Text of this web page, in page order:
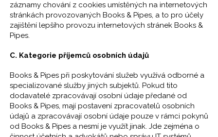
záznamy chování z cookies umístěných na internetových
stránkách provozovaných Books & Pipes, a to pro účely
zajištění lepšího provozu internetových stránek Books &
Pipes.
C. Kategorie příjemců osobních údajů
Books & Pipes při poskytování služeb využívá odborné a
specializované služby jiných subjektů. Pokud tito
dodavatelé zpracovávají osobní údaje předané od
Books & Pipes, mají postavení zpracovatelů osobních
údajů a zpracovávají osobní údaje pouze v rámci pokynů
od Books & Pipes a nesmí je využít jinak. Jde zejména o